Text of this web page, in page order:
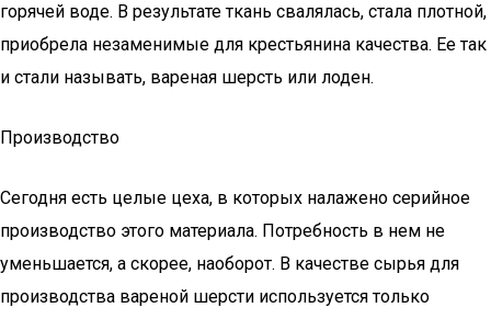
горячей воде. В результате ткань свалялась, стала плотной,
приобрела незаменимые для крестьянина качества. Ее так
и стали называть, вареная шерсть или лоден.
Производство
Сегодня есть целые цеха, в которых налажено серийное
производство этого материала. Потребность в нем не
уменьшается, а скорее, наоборот. В качестве сырья для
производства вареной шерсти используется только